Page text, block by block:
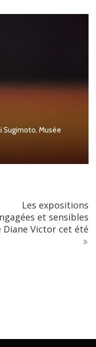
Musée
Les expositions
et sensibles
Diane Victor cet été